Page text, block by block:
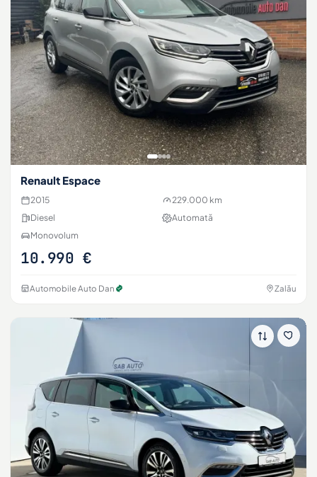
Renault Espace
2015
229.000 km
Diesel
Automată
Monovolum
10.990 €
Automobile Auto Dan Zalău